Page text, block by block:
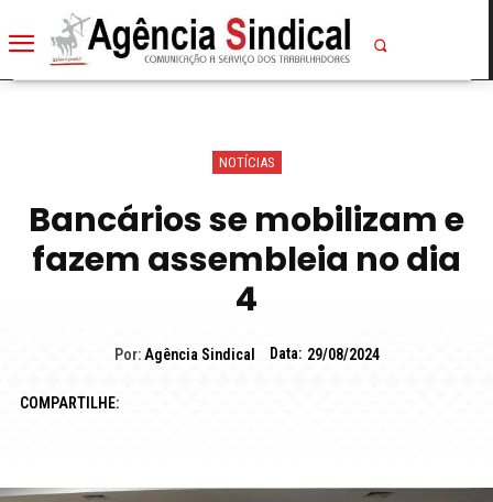
NOTÍCIAS
Bancários se mobilizam e
fazem assembleia no dia
4
Por: Agência Sindical Data: 29/08/2024
COMPARTILHE: